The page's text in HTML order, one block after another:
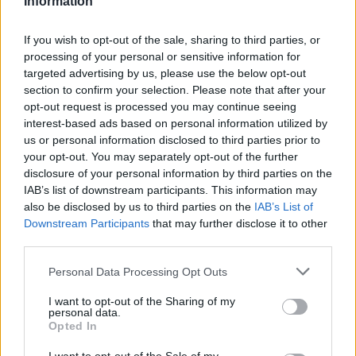
If you wish to opt-out of the sale, sharing to third parties, or
processing of your personal or sensitive information for
targeted advertising by us, please use the below opt-out
section to confirm your selection. Please note that after your
opt-out request is processed you may continue seeing
interest-based ads based on personal information utilized by
us or personal information disclosed to third parties prior to
your opt-out. You may separately opt-out of the further
disclosure of your personal information by third parties on the
IAB’s list of downstream participants. This information may
also be disclosed by us to third parties on the IAB’s List of
Downstream Participants that may further disclose it to other
Personal Data Processing Opt Outs
I want to opt-out of the Sharing of my
personal data.
Opted In
marita363
Lebende Forenlegende
auch mal von mir als leistenhockerin und nur leserin an
teddy ein herzliches dankeschön für die viele arbeit, die
du dir immer gemacht hast
finds aber auch toll,
dass sich hier leute gefunden haben, die den thread
gerne weiterführen. ich bin übrigens auch dafür, dass der
name weiter baracke heissen soll, falls dies jemand